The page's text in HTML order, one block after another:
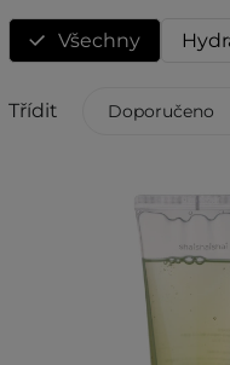
Všechny
Třídit Doporučeno